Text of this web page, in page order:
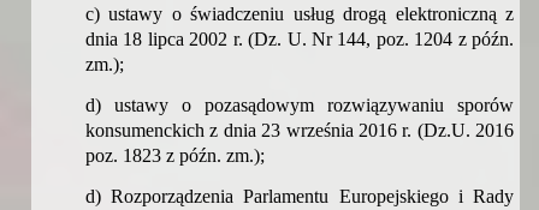
c) ustawy o świadczeniu usług drogą elektroniczną z
dnia 18 lipca 2002 r. (Dz. U. Nr 144, poz. 1204 z późn.
zm.);
d) ustawy o pozasądowym rozwiązywaniu sporów
konsumenckich z dnia 23 września 2016 r. (Dz.U. 2016
poz. 1823 z późn. zm.);
d) Rozporządzenia Parlamentu Europejskiego i Rady